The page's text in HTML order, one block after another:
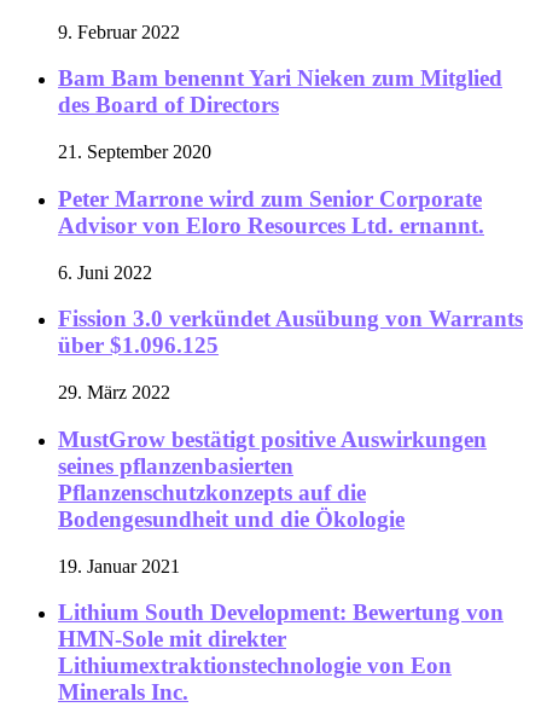
9. Februar 2022
Bam Bam benennt Yari Nieken zum Mitglied
des Board of Directors
21. September 2020
Peter Marrone wird zum Senior Corporate
Advisor von Eloro Resources Ltd. ernannt.
6. Juni 2022
Fission 3.0 verkündet Ausübung von Warrants
über $1.096.125
29. März 2022
MustGrow bestätigt positive Auswirkungen
seines pflanzenbasierten
Pflanzenschutzkonzepts auf die
Bodengesundheit und die Ökologie
19. Januar 2021
Lithium South Development: Bewertung von
HMN-Sole mit direkter
Lithiumextraktionstechnologie von Eon
Minerals Inc.